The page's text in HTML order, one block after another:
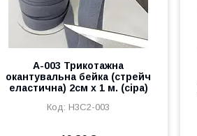
А-003 Трикотажна
окантувальна бейка (стрейч
еластична) 2см х 1 м. (сіра)
Н3С2-003